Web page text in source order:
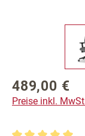
Regulärer Preis:
489,00 €
Preise inkl.